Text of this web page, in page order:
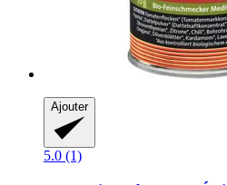
Ajouter
5.0 (1)